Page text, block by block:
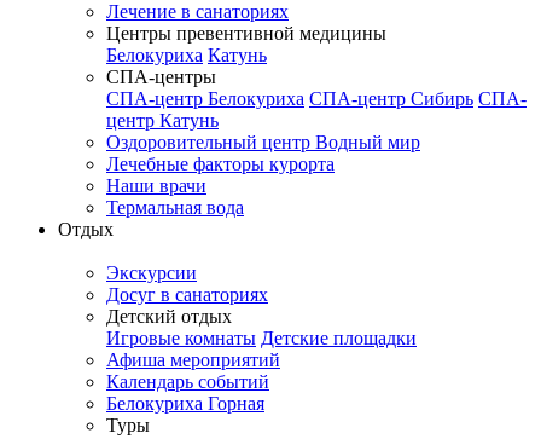
Лечение в санаториях
Центры превентивной медицины
Белокуриха Катунь
СПА-центры
СПА-центр Белокуриха СПА-центр Сибирь СПА-
центр Катунь
Оздоровительный центр Водный мир
Лечебные факторы курорта
Наши врачи
Термальная вода
Отдых
Экскурсии
Досуг в санаториях
Детский отдых
Игровые комнаты Детские площадки
Афиша мероприятий
Календарь событий
Белокуриха Горная
Туры